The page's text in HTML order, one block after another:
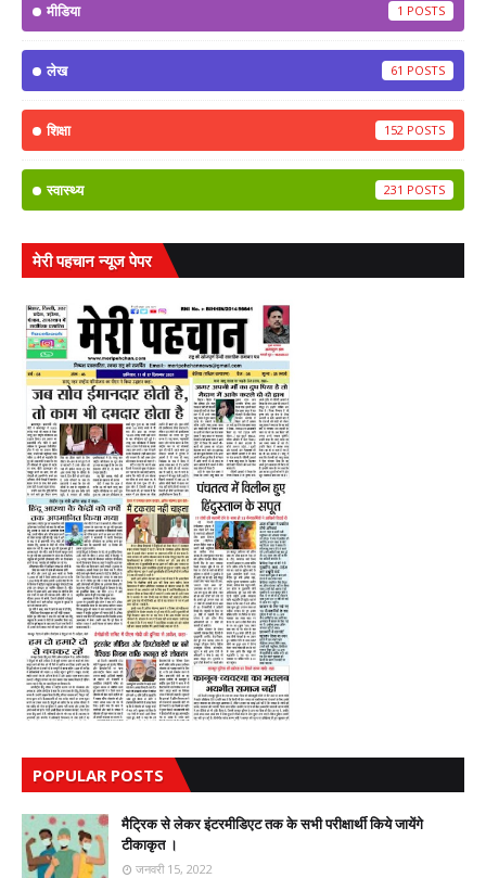
मीडिया 1
लेख 61
शिक्षा 152
स्वास्थ्य 231
मेरी पहचान न्यूज पेपर
POPULAR POSTS
मैट्रिक से लेकर इंटरमीडिएट तक के सभी परीक्षार्थी किये जायेंगे
टीकाकृत ।
जनवरी 15, 2022